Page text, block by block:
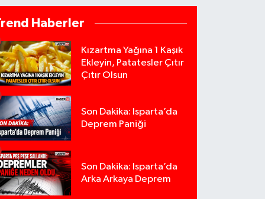
Haberler
Kızartma Yağına 1 Kaşık
Ekleyin, Patatesler Çıtır
Çıtır Olsun
Son Dakika: Isparta’da
Deprem Paniği
Son Dakika: Isparta’da
Arka Arkaya Deprem